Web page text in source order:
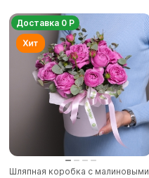
Доставка 0 Р
Шляпная коробка с малиновыми